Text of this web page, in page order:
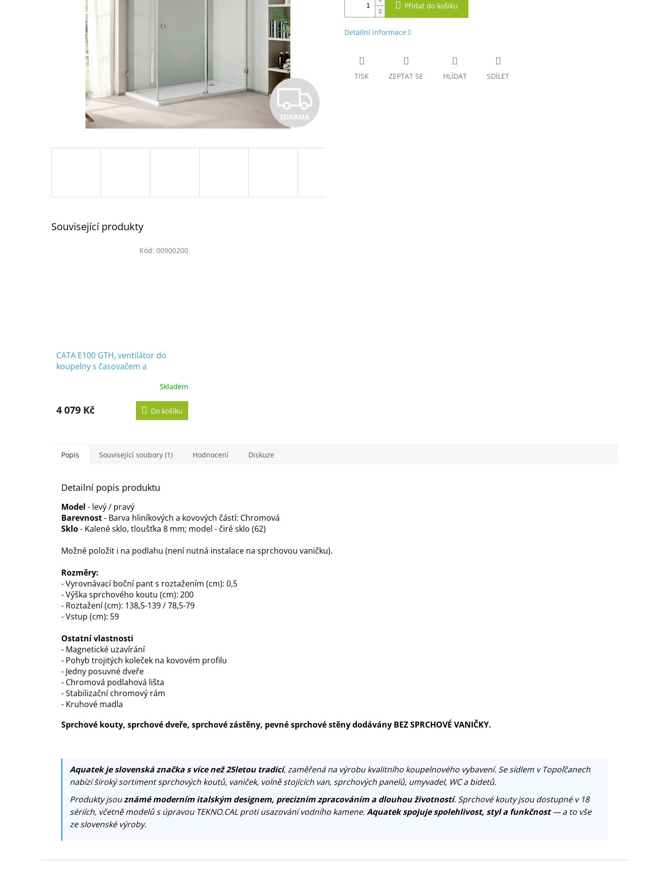
Z
R
ZDARMA
Přidat do košíku
Detailní informace
TISK ZEPTAT SE HLÍDAT SDÍLET
Související produkty
CATA E100 GTH, ventilátor do
koupelny s časovačem a
produktu
je
hvězdiček.
Skladem
4 079 Kč Do košíku
Kód: 00900200
Popis Související soubory (1) Hodnocení Diskuze
Detailní popis produktu
Model - levý / pravý
Barevnost- Barva hliníkových a kovových částí: Chromová
Sklo- Kalené sklo, tloušťka 8 mm; model - čiré sklo (62)
Možné položit i na podlahu (není nutná instalace na sprchovou vaničku).
Rozměry:
- Vyrovnávací boční pant s roztažením (cm): 0,5
- Výška sprchového koutu (cm): 200
- Roztažení (cm): 138,5-139 / 78,5-79
- Vstup (cm): 59
Ostatní vlastnosti
- Magnetické uzavírání
- Pohyb trojitých koleček na kovovém profilu
- Jedny posuvné dveře
- Chromová podlahová lišta
- Stabilizační chromový rám
- Kruhové madla
Sprchové kouty, sprchové dveře, sprchové zástěny, pevné sprchové stěny dodávány BEZ SPRCHOVÉ VANIČKY.
Aquatek je slovenská značka s více než 25letou tradicí, zaměřená na výrobu kvalitního koupelnového vybavení. Se sídlem v Topoľčanech
nabízí široký sortiment sprchových koutů, vaniček, volně stojících van, sprchových panelů, umyvadel, WC a bidetů.
Produkty jsouznámé moderním italským designem, precizním zpracováním a dlouhou životností. Sprchové kouty jsou dostupné v 18
sériích, včetně modelů s úpravou TEKNO.CAL proti usazování vodního kamene.Aquatek spojuje spolehlivost, styl a funkčnost— a to vše
ze slovenské výroby.